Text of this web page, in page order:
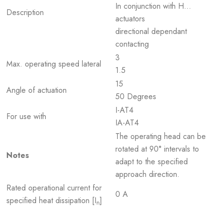
Description
In conjunction with H…
actuators
directional dependant
contacting
Max. operating speed lateral
3
1.5
Angle of actuation
15
50 Degrees
For use with
I-AT4
IA-AT4
Notes
The operating head can be
rotated at 90° intervals to
adapt to the specified
approach direction.
Rated operational current for
specified heat dissipation [In]
0 A